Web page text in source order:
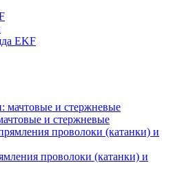
EKF
и стержневые
проволоки (катанки) и